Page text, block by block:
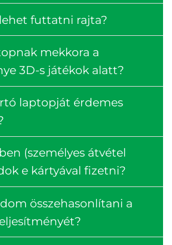
futtatni rajta?
mekkora a
3D-s játékok alatt?
laptopját érdemes
(személyes átvétel
e kártyával fizetni?
összehasonlítani a